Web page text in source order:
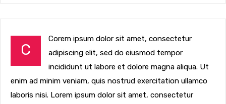
C
Corem ipsum dolor sit amet, consectetur
adipiscing elit, sed do eiusmod tempor
incididunt ut labore et dolore magna aliqua. Ut
enim ad minim veniam, quis nostrud exercitation ullamco
laboris nisi. Lorem ipsum dolor sit amet, consectetur